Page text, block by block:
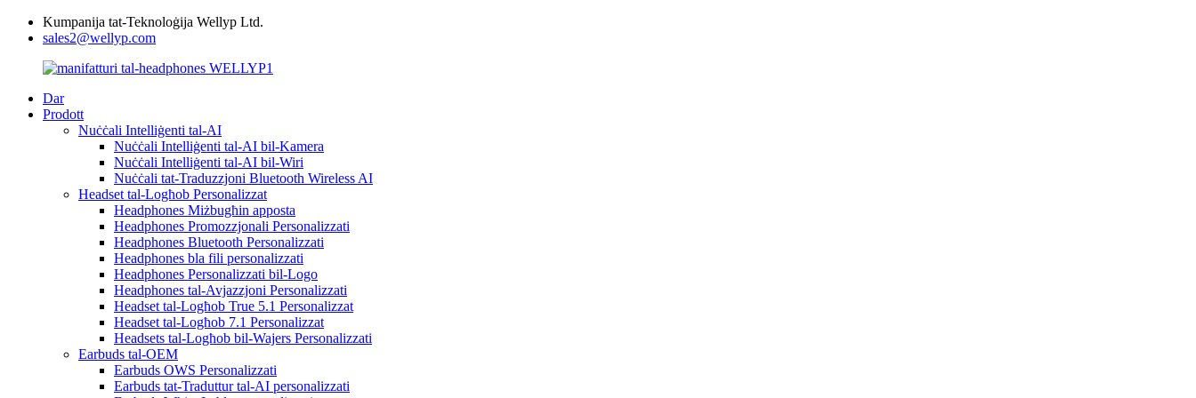
Kumpanija tat-Teknoloġija Wellyp Ltd.
sales2@wellyp.com
Dar
Prodott
Nuċċali Intelliġenti tal-AI
Nuċċali Intelliġenti tal-AI bil-Kamera
Nuċċali Intelliġenti tal-AI bil-Wiri
Nuċċali tat-Traduzzjoni Bluetooth Wireless AI
Headset tal-Logħob Personalizzat
Headphones Miżbugħin apposta
Headphones Promozzjonali Personalizzati
Headphones Bluetooth Personalizzati
Headphones bla fili personalizzati
Headphones Personalizzati bil-Logo
Headphones tal-Avjazzjoni Personalizzati
Headset tal-Logħob True 5.1 Personalizzat
Headset tal-Logħob 7.1 Personalizzat
Headsets tal-Logħob bil-Wajers Personalizzati
Earbuds tal-OEM
Earbuds OWS Personalizzati
Earbuds tat-Traduttur tal-AI personalizzati